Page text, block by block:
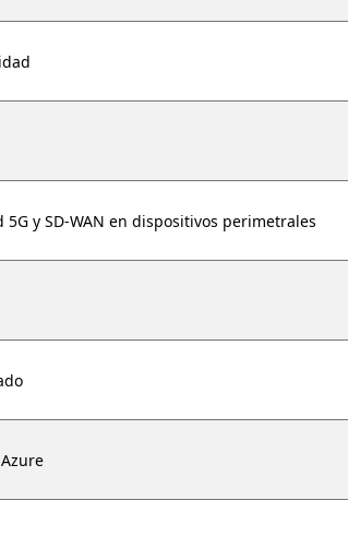
y SD-WAN en dispositivos perimetrales